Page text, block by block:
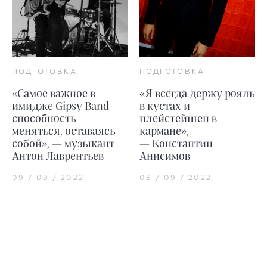
ПОДГОТОВКА
«Самое важное в
имидже Gipsy Band —
способность
меняться, оставаясь
собой», — музыкант
Антон Лаврентьев
09 / 09 / 2022
ПОДГОТОВКА
«Я всегда держу рояль
в кустах и
плейстейшен в
кармане»,
— Константин
Анисимов
08 / 09 / 2022